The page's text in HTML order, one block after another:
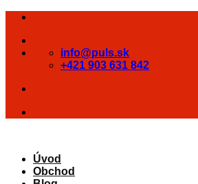
Skip
content
info@puls.sk
+421 903 631 842
Úvod
Obchod